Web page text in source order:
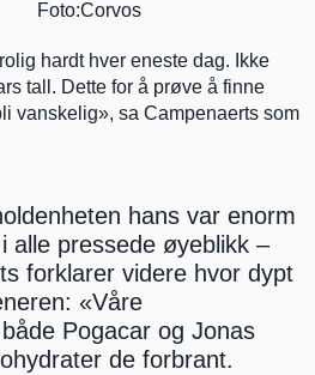
Foto:Corvos
tall. Dette for å prøve å finne
vanskelig», sa Campenaerts som
hans var enorm
alle pressede øyeblikk –
forklarer videre hvor dypt
«Våre
Pogacar og Jonas
de forbrant.